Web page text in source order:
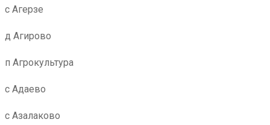
с Агерзе
д Агирово
п Агрокультура
с Адаево
с Азалаково